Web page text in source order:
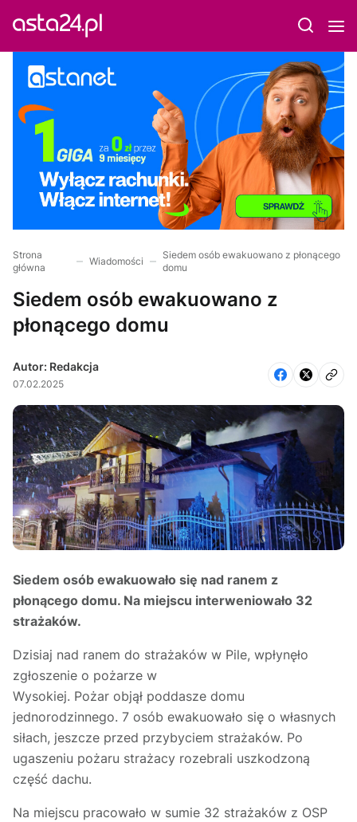
Strona
główna
Wiadomości
Siedem osób ewakuowano z płonącego
domu
Siedem osób ewakuowano z
płonącego domu
Autor: Redakcja
07.02.2025
Siedem osób ewakuowało się nad ranem z
płonącego domu. Na miejscu interweniowało 32
strażaków.
Dzisiaj nad ranem do strażaków w Pile, wpłynęło
zgłoszenie o pożarze w
Wysokiej. Pożar objął poddasze domu
jednorodzinnego. 7 osób ewakuowało się o własnych
siłach, jeszcze przed przybyciem strażaków. Po
ugaszeniu pożaru strażacy rozebrali uszkodzoną
część dachu.
Na miejscu pracowało w sumie 32 strażaków z OSP